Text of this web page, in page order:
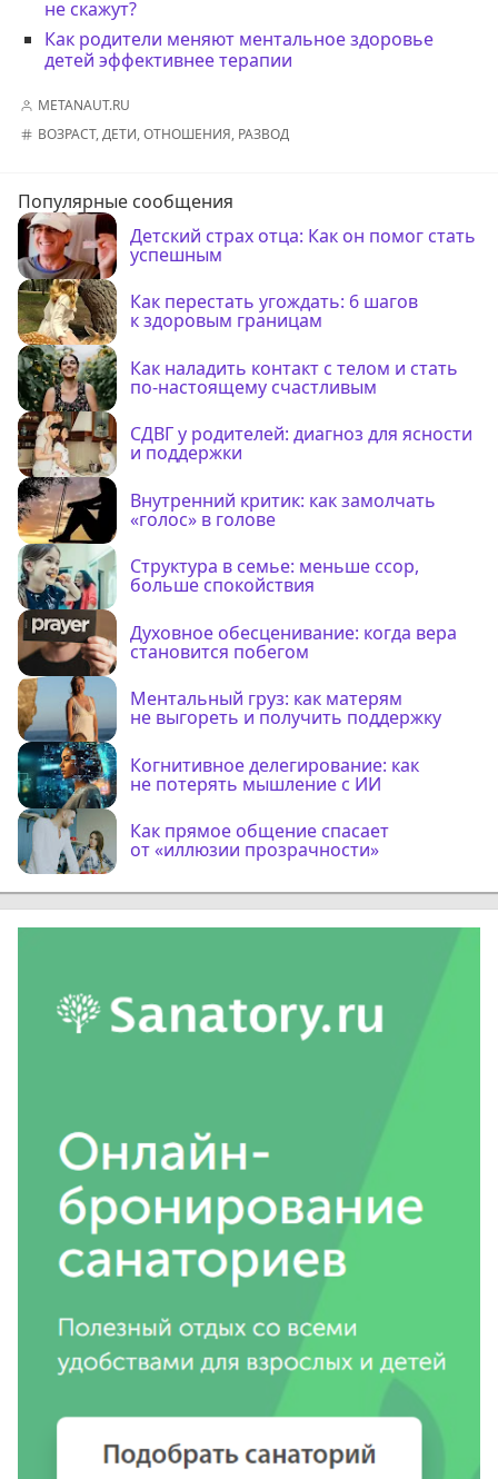
не скажут?
Как родители меняют ментальное здоровье
детей эффективнее терапии
METANAUT.RU
ВОЗРАСТ,ДЕТИ,ОТНОШЕНИЯ, РАЗВОД
Популярные сообщения
Детский страх отца: Как он помог стать
успешным
Как перестать угождать: 6 шагов
к здоровым границам
Как наладить контакт с телом и стать
по-настоящему счастливым
СДВГ у родителей: диагноз для ясности
и поддержки
Внутренний критик: как замолчать
«голос» в голове
Структура в семье: меньше ссор,
больше спокойствия
Духовное обесценивание: когда вера
становится побегом
Ментальный груз: как матерям
не выгореть и получить поддержку
Когнитивное делегирование: как
не потерять мышление с ИИ
Как прямое общение спасает
от «иллюзии прозрачности»